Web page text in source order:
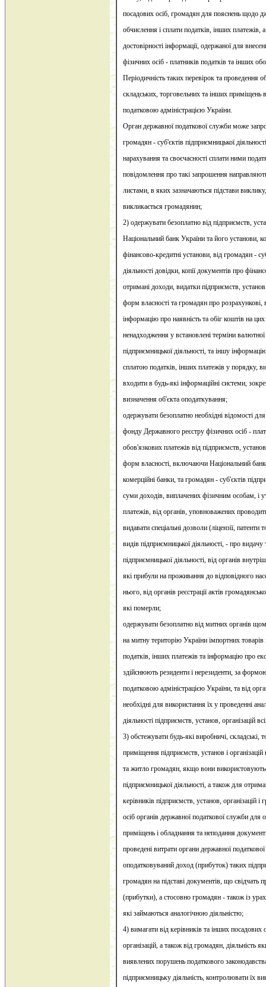
посадових осіб, громадян для пояснень щодо
обчислення і сплати податків, інших платежів,
достовірності інформації, одержаної для
фізичних осіб - платників податків та інших
Періодичність таких перевірок та проведення
складських, торговельних та інших
податковою адміністрацією України.
Орган державної податкової служби може
громадян - суб'єктів підприємницької
нарахування та своєчасності сплати ними
повідомлення про такі запрошення
листами, в яких зазначаються підстави
викликається громадянин;
2) одержувати безоплатно від підприємств,
Національний банк України та його установи,
фінансово-кредитні установи, від громадян -
діяльності довідки, копії документів про
отримані доходи, видатки підприємств, установ
форм власності та громадян про розрахункові,
інформацію про наявність та обіг коштів на
ненадходження у встановлені терміни
підприємницької діяльності, та іншу
сплатою податків, інших платежів у порядку,
входити в будь-які інформаційні системи,
визначення об'єкта оподаткування;
одержувати безоплатно необхідні відомості
фонду Державного реєстру фізичних осіб -
обов'язкових платежів від підприємств,
форм власності, включаючи Національний
комерційні банки, та громадян - суб'єктів
суми доходів, виплачених фізичним особам, і
платежів, від органів, уповноважених
видавати спеціальні дозволи (ліцензії,
видів підприємницької діяльності, - про
підприємницької діяльності, від органів
які прибули на проживання до відповідного
нього, від органів реєстрації актів
які померли;
одержувати безоплатно від митних органів
на митну територію України імпортних
податків, інших платежів та інформацію про
здійснюють резиденти і нерезиденти, за
податковою адміністрацією України, та від
необхідні для використання їх у проведенні
діяльності підприємств, установ, організацій
3) обстежувати будь-які виробничі, складські,
приміщення підприємств, установ і
та житло громадян, якщо вони
підприємницької діяльності, а також для
керівників підприємств, установ, організацій
осіб органів державної податкової служби для
приміщень і обладнання та неподання
проведені витрати органи державної
оподатковуваний доход (прибуток) таких
громадян на підставі документів, що свідчать
(прибутки), а стосовно громадян - також із
які займаються аналогічною діяльністю;
4) вимагати від керівників та інших посадових
організацій, а також від громадян, діяльність
виявлених порушень податкового
підприємницьку діяльність, контролювати їх